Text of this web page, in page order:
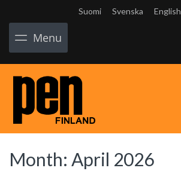
Suomi Svenska English
Menu
Month: April 2026